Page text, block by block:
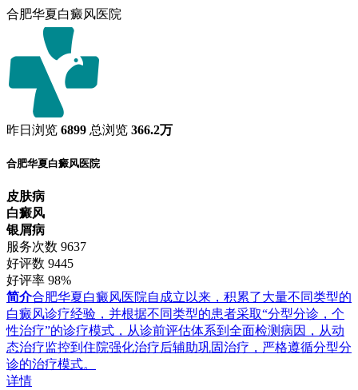
合肥华夏白癜风医院
昨日浏览 6899 总浏览 366.2万
合肥华夏白癜风医院
皮肤病
白癜风
银屑病
服务次数 9637
好评数 9445
好评率 98%
简介合肥华夏白癜风医院自成立以来，积累了大量不同类型的
白癜风诊疗经验，并根据不同类型的患者采取“分型分诊，个
性治疗”的诊疗模式，从诊前评估体系到全面检测病因，从动
态治疗监控到住院强化治疗后辅助巩固治疗，严格遵循分型分
诊的治疗模式。
详情